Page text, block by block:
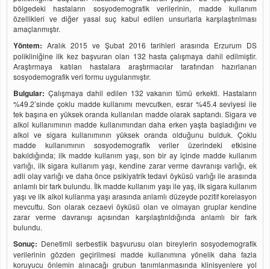
bölgedeki hastaların sosyodemografik verilerinin, madde kullanım
özellikleri ve diğer yasal suç kabul edilen unsurlarla karşılaştırılması
amaçlanmıştır.
Yöntem: Aralık 2015 ve Şubat 2016 tarihleri arasında Erzurum DS
polikliniğine ilk kez başvuran olan 132 hasta çalışmaya dahil edilmiştir.
Araştırmaya katılan hastalara araştırmacılar tarafından hazırlanan
sosyodemografik veri formu uygulanmıştır.
Bulgular: Çalışmaya dahil edilen 132 vakanın tümü erkekti. Hastaların
%49.2’sinde çoklu madde kullanımı mevcutken, esrar %45.4 seviyesi ile
tek başına en yüksek oranda kullanılan madde olarak saptandı. Sigara ve
alkol kullanımının madde kullanımından daha erken yaşta başladığını ve
alkol ve sigara kullanımının yüksek oranda olduğunu bulduk. Çoklu
madde kullanımının sosyodemografik veriler üzerindeki etkisine
bakıldığında; ilk madde kullanım yaşı, son bir ay içinde madde kullanım
varlığı, ilk sigara kullanım yaşı, kendine zarar verme davranışı varlığı, ek
adli olay varlığı ve daha önce psikiyatrik tedavi öyküsü varlığı ile arasında
anlamlı bir fark bulundu. İlk madde kullanım yaşı ile yaş, ilk sigara kullanım
yaşı ve ilk alkol kullanma yaşı arasında anlamlı düzeyde pozitif korelasyon
mevcuttu. Son olarak cezaevi öyküsü olan ve olmayan gruplar kendine
zarar verme davranışı açısından karşılaştırıldığında anlamlı bir fark
bulundu.
Sonuç: Denetimli serbestlik başvurusu olan bireylerin sosyodemografik
verilerinin gözden geçirilmesi madde kullanımına yönelik daha fazla
koruyucu önlemin alınacağı grubun tanımlanmasında klinisyenlere yol